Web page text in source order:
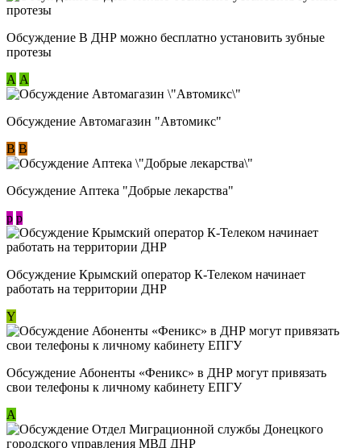
Обсуждение В ДНР можно бесплатно установить зубные
протезы
А А
Обсуждение Автомагазин "Автомикс"
В В
Обсуждение Аптека "Добрые лекарства"
p p
Обсуждение Крымский оператор К-Телеком начинает
работать на территории ДНР
Y
Обсуждение ​Абоненты «Феникс» в ДНР могут привязать
свои телефоны к личному кабинету ЕПГУ
А